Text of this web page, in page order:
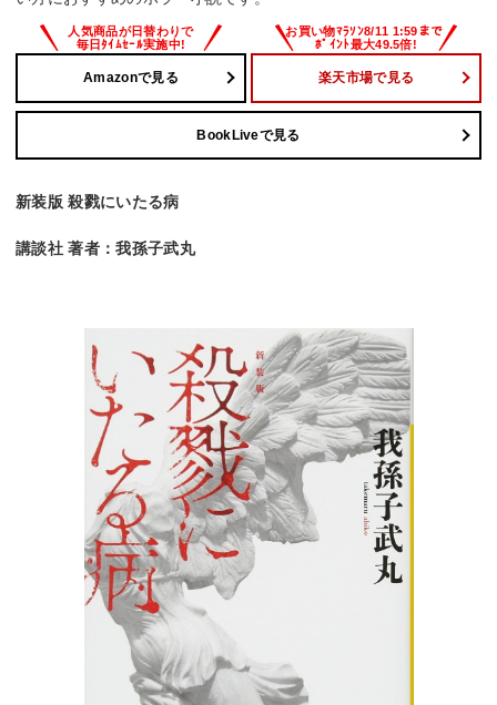
Amazonで見る 楽天市場で見る
BookLiveで見る
新装版 殺戮にいたる病
講談社 著者：我孫子武丸